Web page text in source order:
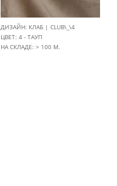
ДИЗАЙН: КЛАБ | CLUB\_\4
ЦВЕТ: 4 - ТАУП
НА СКЛАДЕ: > 100 М.